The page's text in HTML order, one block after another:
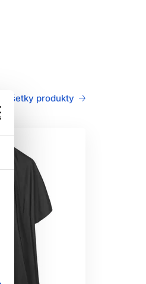
Všetky produkty